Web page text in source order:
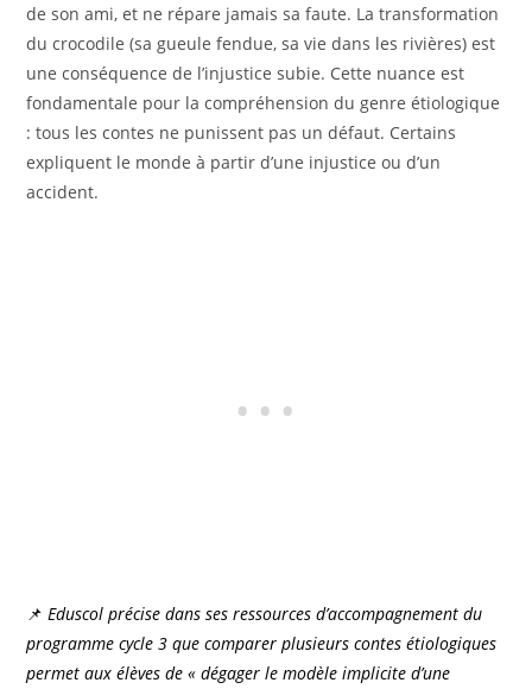
de son ami, et ne répare jamais sa faute. La transformation
du crocodile (sa gueule fendue, sa vie dans les rivières) est
une conséquence de l’injustice subie. Cette nuance est
fondamentale pour la compréhension du genre étiologique
: tous les contes ne punissent pas un défaut. Certains
expliquent le monde à partir d’une injustice ou d’un
accident.
📌 Eduscol précise dans ses ressources d’accompagnement du
programme cycle 3 que comparer plusieurs contes étiologiques
permet aux élèves de « dégager le modèle implicite d’une